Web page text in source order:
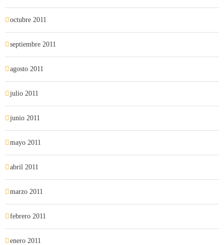
octubre 2011
septiembre 2011
agosto 2011
julio 2011
junio 2011
mayo 2011
abril 2011
marzo 2011
febrero 2011
enero 2011